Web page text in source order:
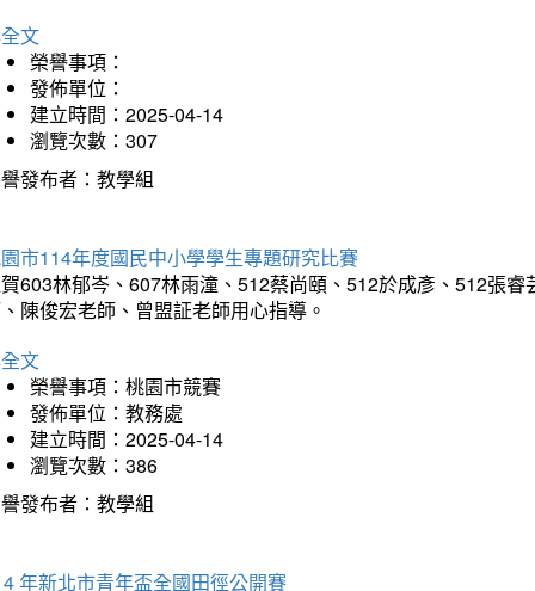
文
榮譽事項：
發佈單位：
建立時間：2025-04-14
瀏覽次數：307
發布者：教學組
市114年度國民中小學學生專題研究比賽
603林郁岑、607林雨潼、512蔡尚頤、512於成彥、512張
陳俊宏老師、曾盟証老師用心指導。
文
榮譽事項：桃園市競賽
發佈單位：教務處
建立時間：2025-04-14
瀏覽次數：386
發布者：教學組
年新北市青年盃全國田徑公開賽